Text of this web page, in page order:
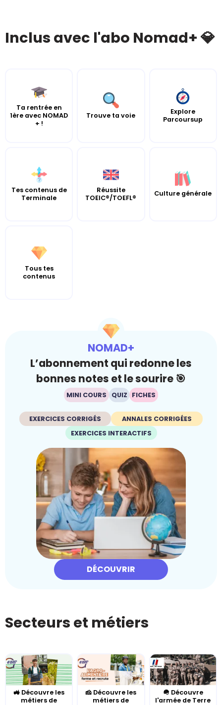
Inclus avec l'abo Nomad+ 💎
Ta rentrée en
1ère avec NOMAD
+ !
Trouve ta voie
Explore
Parcoursup
Tes contenus de
Terminale
Réussite
TOEIC®/TOEFL®
Culture générale
Tous tes
contenus
NOMAD+
L’abonnement qui redonne les
bonnes notes et le sourire 🎯
MINI COURS QUIZ FICHES
EXERCICES CORRIGÉS
ANNALES CORRIGÉES
EXERCICES INTERACTIFS
DÉCOUVRIR
Secteurs et métiers
🚜 Découvre les
métiers de
🧀 Découvre les
métiers de
🪖 Découvre
l'armée de Terre